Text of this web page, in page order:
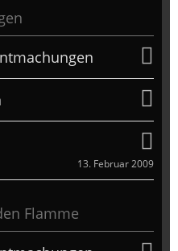
13. Februar 2009
Flamme